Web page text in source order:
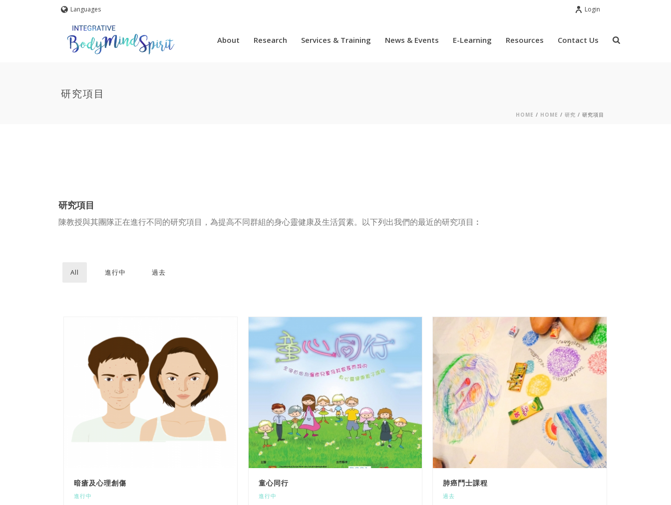
Languages Login
About Research Services & Training News & Events E-Learning Resources Contact Us
研究項目
HOME / HOME / 研究 / 研究項目
研究項目
陳教授與其團隊正在進行不同的研究項目，為提高不同群組的身心靈健康及生活質素。以下列出我們的最近的研究項目︰
All 進行中 過去
暗瘡及心理創傷
進行中
童心同行
進行中
肺癌鬥士課程
過去